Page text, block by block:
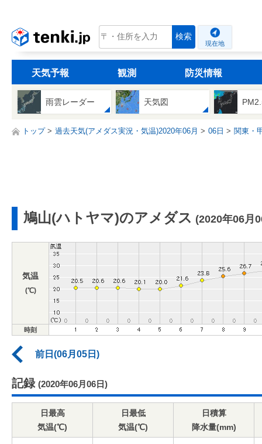
tenki.jp 検索
現在地
天気予報 観測 防災情報
雨雲レーダー 天気図
トップ 過去天気(アメダス実況・気温)2020年06月 06日 関東・
鳩山(ハトヤマ)のアメダス (2020年06月
気温
(℃)
時刻
前日(06月05日)
記録 (2020年06月06日)
日最高
気温(℃)
日最低
気温(℃)
日積算
降水量(mm)